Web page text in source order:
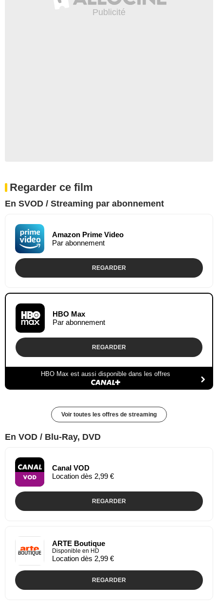
Regarder ce film
En SVOD / Streaming par abonnement
Amazon Prime Video
Par abonnement
REGARDER
HBO Max
Par abonnement
REGARDER
HBO Max est aussi disponible dans les offres
Voir toutes les offres de streaming
En VOD / Blu-Ray, DVD
Canal VOD
Location dès 2,99 €
REGARDER
ARTE Boutique
Disponible en HD
Location dès 2,99 €
REGARDER